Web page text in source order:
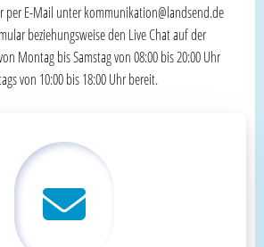
E-Mail unter kommunikation@landsend.de
beziehungsweise den Live Chat auf der
Montag bis Samstag von 08:00 bis 20:00 Uhr
von 10:00 bis 18:00 Uhr bereit.